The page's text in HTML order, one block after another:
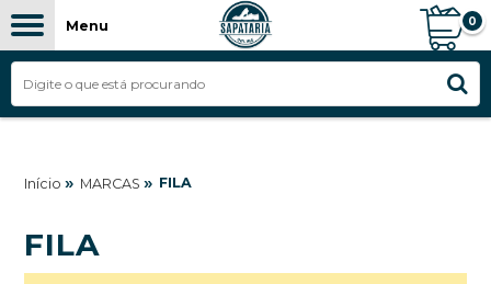
Menu 0
Início » MARCAS » FILA
FILA